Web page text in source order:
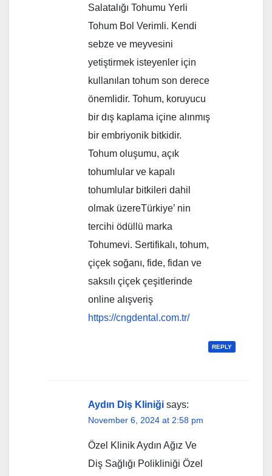
Salatalığı Tohumu Yerli
Tohum Bol Verimli. Kendi
sebze ve meyvesini
yetiştirmek isteyenler için
kullanılan tohum son derece
önemlidir. Tohum, koruyucu
bir dış kaplama içine alınmış
bir embriyonik bitkidir.
Tohum oluşumu, açık
tohumlular ve kapalı
tohumlular bitkileri dahil
olmak üzereTürkiye’ nin
tercihi ödüllü marka
Tohumevi. Sertifikalı, tohum,
çiçek soğanı, fide, fidan ve
saksılı çiçek çeşitlerinde
online alışveriş
https://cngdental.com.tr/
REPLY
Aydın Diş Kliniği says:
November 6, 2024 at 2:58 pm
Özel Klinik Aydın Ağız Ve
Diş Sağlığı Polikliniği Özel